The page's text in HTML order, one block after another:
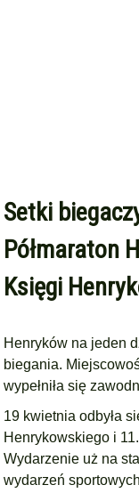
Setki
Półmaraton
Księgi
Henryków na jeden
biegania.
wypełniła się
19 kwietnia odbyła
Henrykowskiego i
Wydarzenie uż na
wydarzeń